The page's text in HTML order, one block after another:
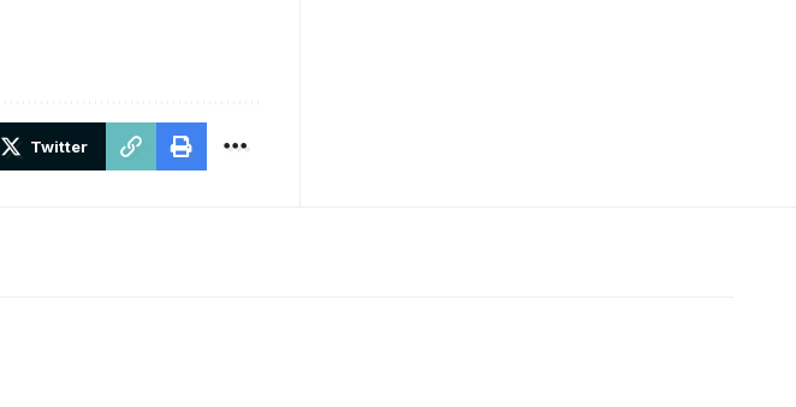
Twitter